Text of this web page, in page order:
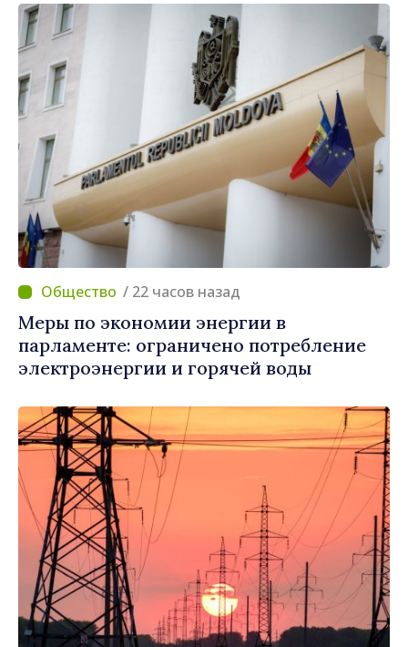
/ 22 часов назад
Меры по экономии энергии в
парламенте: ограничено потребление
электроэнергии и горячей воды